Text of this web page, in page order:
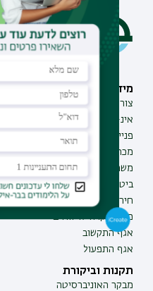
מידע וסיוע
צור קשר
אינ-בר מידע אישי לסטודנט
פנייה למנהל האתר
מכרזים
משרות בבר-אילן
ביטחון ובטיחות
חירום ועזרה ראשונה
מוקד בקרה לדיווחים
אגף התקשוב
אגף התפעול
תקנות וביקורת
מבקר האוניברסיטה